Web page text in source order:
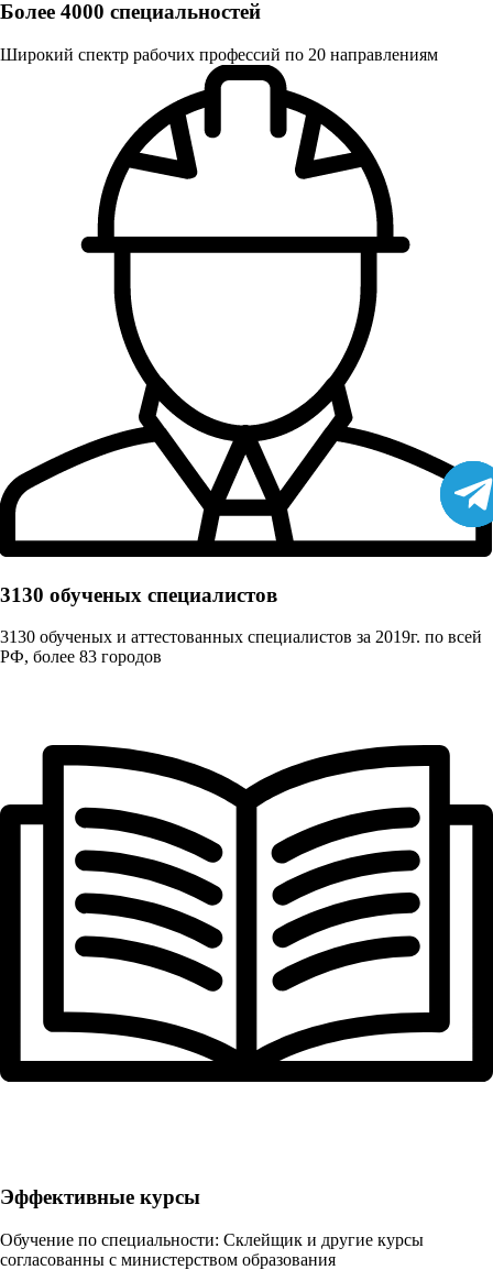
Более 4000 специальностей
Широкий спектр рабочих профессий по 20 направлениям
3130 обученых cпециалистов
3130 обученых и аттестованных специалистов за 2019г. по всей
РФ, более 83 городов
Эффективные курсы
Обучение по специальности: Склейщик и другие курсы
согласованны с министерством образования